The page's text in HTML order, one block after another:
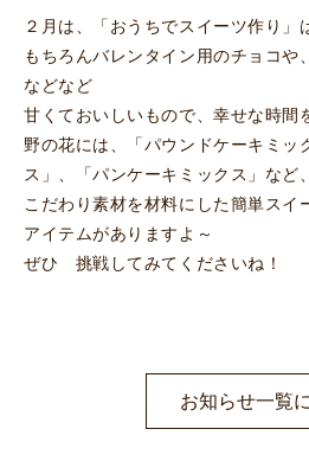
２月は、「おうちでスイーツ作り」
もちろんバレンタイン用のチョコや
などなど
甘くておいしいもので、幸せな時間
野の花には、「パウンドケーキミッ
ス」、「パンケーキミックス」など、
こだわり素材を材料にした簡単スイ
アイテムがありますよ～
ぜひ 挑戦してみてくださいね！
お知らせ一覧